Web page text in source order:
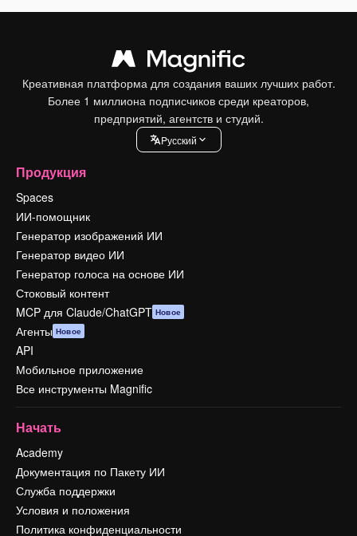
Креативная платформа для создания ваших лучших работ.
Более 1 миллиона подписчиков среди креаторов,
предприятий, агентств и студий.
Pусский
Продукция
Spaces
ИИ-помощник
Генератор изображений ИИ
Генератор видео ИИ
Генератор голоса на основе ИИ
Стоковый контент
MCP для Claude/ChatGPT Новое
Агенты Новое
API
Мобильное приложение
Все инструменты Magnific
Начать
Academy
Документация по Пакету ИИ
Служба поддержки
Условия и положения
Политика конфиденциальности